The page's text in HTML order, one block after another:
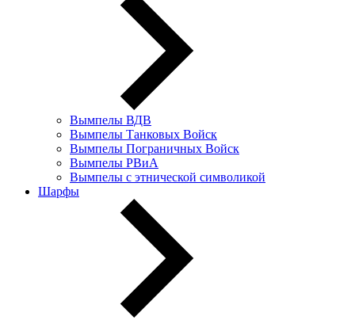
Вымпелы ВДВ
Вымпелы Танковых Войск
Вымпелы Пограничных Войск
Вымпелы РВиА
Вымпелы с этнической символикой
Шарфы